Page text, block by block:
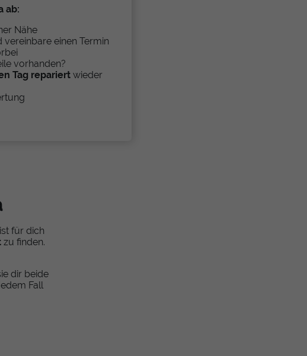
ab:
Nähe
einen Termin
vorhanden?
Tag repariert wieder
für dich
zu finden.
dir beide
Fall